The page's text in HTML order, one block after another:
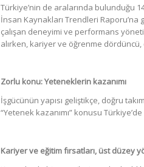
Türkiye’nin de aralarında bulunduğu
İnsan Kaynakları Trendleri
çalışan deneyimi ve performans
alırken, kariyer ve öğrenme
Zorlu konu: Yeteneklerin kazanımı
İşgücünün yapısı geliştikçe, doğru
“Yetenek kazanımı” konusu
Kariyer ve eğitim fırsatları, üst düzey